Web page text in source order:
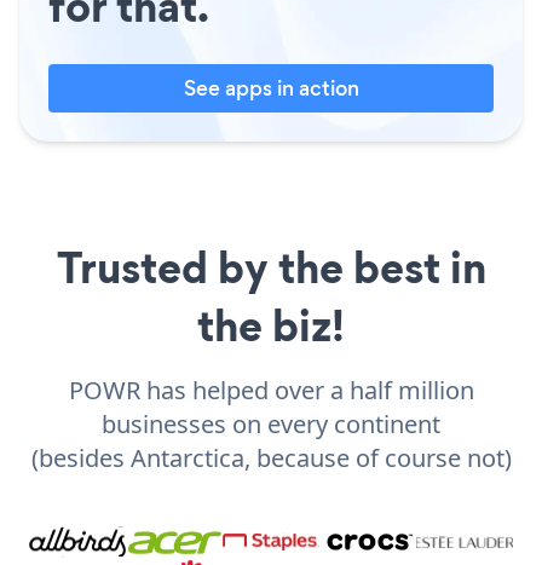
See apps in action
Trusted by the best in
the biz!
POWR has helped over a half million
businesses on every continent
(besides Antarctica, because of course not)